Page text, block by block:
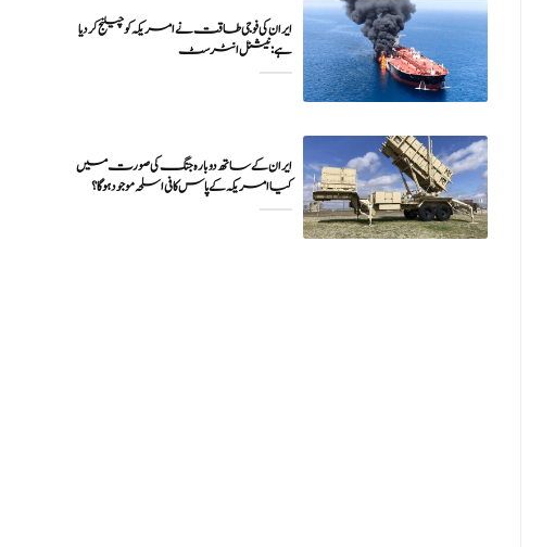
ایران کی فوجی طاقت نے امریکہ کو چیلنج کر دیا
ہے: نیشنل انٹرسٹ
ایران کے ساتھ دوبارہ جنگ کی صورت میں
کیا امریکہ کے پاس کافی اسلحہ موجود ہوگا؟